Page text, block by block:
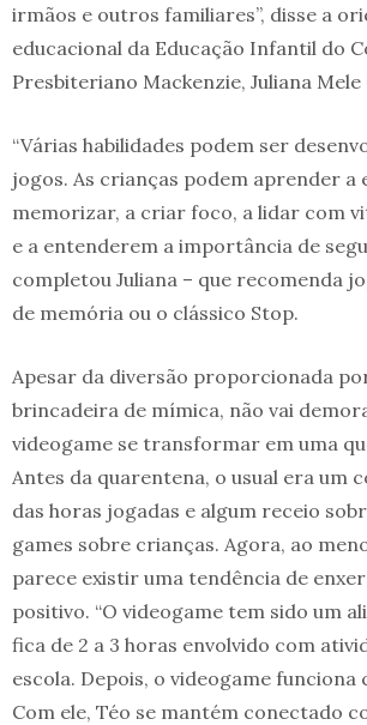
irmãos e outros familiares”, disse a
educacional da Educação Infantil do
Presbiteriano Mackenzie, Juliana Mele
“Várias habilidades podem ser
jogos. As crianças podem aprender a
memorizar, a criar foco, a lidar com
e a entenderem a importância de
completou Juliana – que recomenda
de memória ou o clássico Stop.
Apesar da diversão proporcionada
brincadeira de mímica, não vai
videogame se transformar em uma
Antes da quarentena, o usual era um
das horas jogadas e algum receio
games sobre crianças. Agora, ao
parece existir uma tendência de
positivo. “O videogame tem sido um
fica de 2 a 3 horas envolvido com
escola. Depois, o videogame
Com ele, Téo se mantém conectado